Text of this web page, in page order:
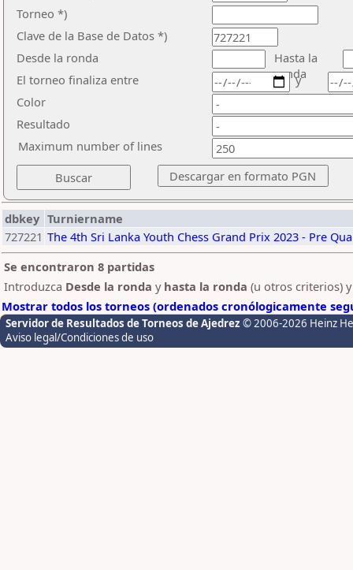
Torneo *)
Clave de la Base de Datos *)
Desde la ronda
Hasta la
ronda
El torneo finaliza entre
Color
Resultado
y
Maximum number of lines
dbkey Turniername
727221 The 4th Sri Lanka Youth Chess Grand Prix 2023 - Pre
Se encontraron 8 partidas
Introduzca Desde la ronda y hasta la ronda (u otros criterios)
Mostrar todos los torneos (ordenados cronólogicamente
Servidor de Resultados de Torneos de Ajedrez © 2006-2026 Heinz
Aviso legal/Condiciones de uso